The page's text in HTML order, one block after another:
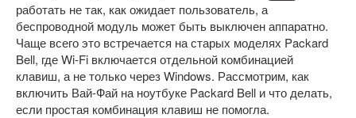
работать не так, как ожидает пользователь, а
беспроводной модуль может быть выключен аппаратно.
Чаще всего это встречается на старых моделях Packard
Bell, где Wi-Fi включается отдельной комбинацией
клавиш, а не только через Windows. Рассмотрим, как
включить Вай-Фай на ноутбуке Packard Bell и что делать,
если простая комбинация клавиш не помогла.